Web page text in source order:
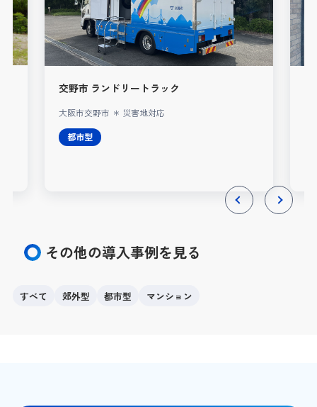
交野市 ランドリートラック
大阪市交野市 ＊ 災害地対応
都市型
その他の導入事例を見る
すべて 郊外型 都市型 マンション